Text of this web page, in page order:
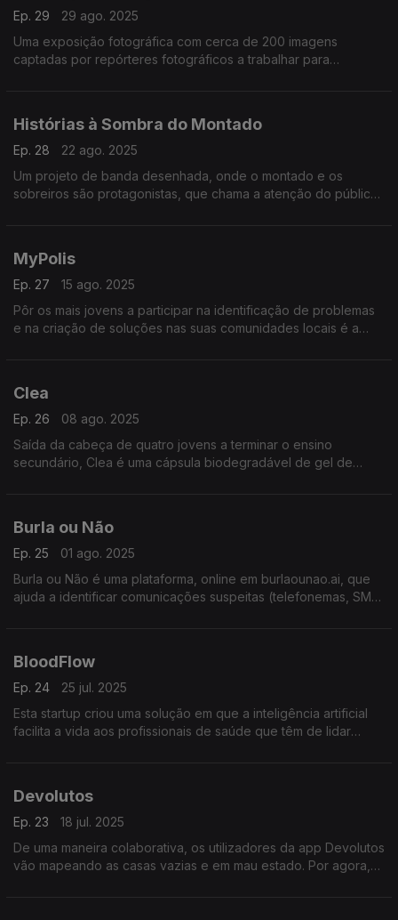
Ep. 29
29 ago. 2025
Uma exposição fotográfica com cerca de 200 imagens
captadas por repórteres fotográficos a trabalhar para
Histórias à Sombra do Montado
Ep. 28
22 ago. 2025
Um projeto de banda desenhada, onde o montado e os
sobreiros são protagonistas, que chama a atenção do público
MyPolis
Ep. 27
15 ago. 2025
Pôr os mais jovens a participar na identificação de problemas
e na criação de soluções nas suas comunidades locais é a
Clea
Ep. 26
08 ago. 2025
Saída da cabeça de quatro jovens a terminar o ensino
secundário, Clea é uma cápsula biodegradável de gel de
Burla ou Não
Ep. 25
01 ago. 2025
Burla ou Não é uma plataforma, online em burlaounao.ai, que
ajuda a identificar comunicações suspeitas (telefonemas, SMS,
BloodFlow
Ep. 24
25 jul. 2025
Esta startup criou uma solução em que a inteligência artificial
facilita a vida aos profissionais de saúde que têm de lidar
Devolutos
Ep. 23
18 jul. 2025
De uma maneira colaborativa, os utilizadores da app Devolutos
vão mapeando as casas vazias e em mau estado. Por agora,